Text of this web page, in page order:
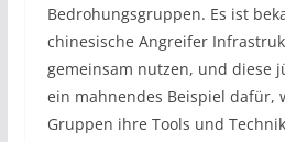
Bedrohungsgruppen. Es ist
chinesische Angreifer
gemeinsam nutzen, und diese
ein mahnendes Beispiel dafür,
Gruppen ihre Tools und